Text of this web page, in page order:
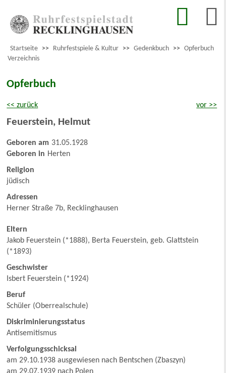
Startseite >> Ruhrfestspiele & Kultur >> Gedenkbuch >> Opferbuch
Verzeichnis
Opferbuch
<< zurück vor >>
Feuerstein, Helmut
Geboren am 31.05.1928
Geboren in Herten
Religion
jüdisch
Adressen
Herner Straße 7b, Recklinghausen
Eltern
Jakob Feuerstein (*1888), Berta Feuerstein, geb. Glattstein
(*1893)
Geschwister
Isbert Feuerstein (*1924)
Beruf
Schüler (Oberrealschule)
Diskriminierungsstatus
Antisemitismus
Verfolgungsschicksal
am 29.10.1938 ausgewiesen nach Bentschen (Zbaszyn)